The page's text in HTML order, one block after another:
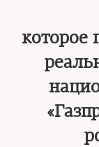
которое